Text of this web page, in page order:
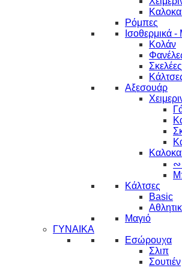
Ρόμπες
Ισοθερμικά -
Κολάν
Σκελέες
Αξεσουάρ
∾
Κάλτσες
Basic
Μαγιό
ΓΥΝΑΙΚΑ
Εσώρουχα
Σλιπ
Σουτιέν